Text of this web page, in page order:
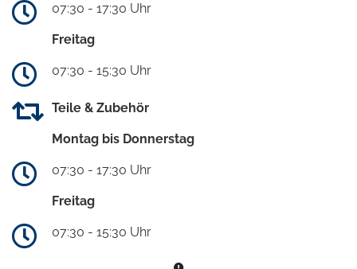
07:30 - 17:30 Uhr
Freitag
07:30 - 15:30 Uhr
Teile & Zubehör
Montag bis Donnerstag
07:30 - 17:30 Uhr
Freitag
07:30 - 15:30 Uhr